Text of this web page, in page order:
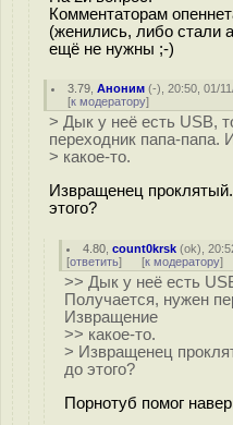
Комментаторам
(женились, либо стали
ещё не нужны ;-)
3.79 ,Аноним (-), 20:50, 01/
[к модератору]
> Дык у неё есть USB,
переходник папа-папа.
> какое-то.
Извращенец
этого?
4.80 ,count0krsk (ok),
[ответить] [к модератору]
>> Дык у неё есть
Получается, нужен
Извращение
>> какое-то.
> Извращенец
до этого?
Порнотуб помог